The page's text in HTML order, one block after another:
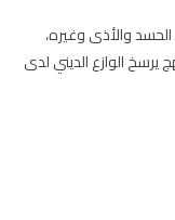
والأذى وغيره،
الوازع الديني لدى